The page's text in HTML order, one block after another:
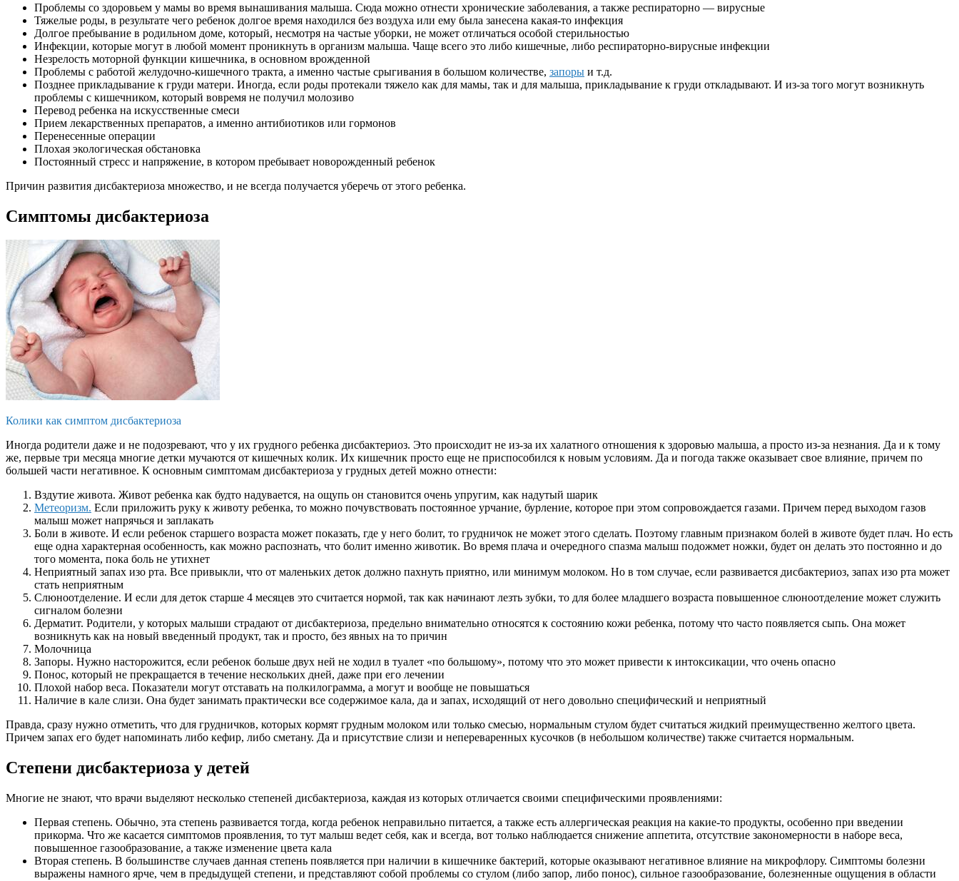
Проблемы со здоровьем у мамы во время вынашивания малыша. Сюда можно отнести хронические заболевания, а также респираторно — вирусные
Тяжелые роды, в результате чего ребенок долгое время находился без воздуха или ему была занесена какая-то инфекция
Долгое пребывание в родильном доме, который, несмотря на частые уборки, не может отличаться особой стерильностью
Инфекции, которые могут в любой момент проникнуть в организм малыша. Чаще всего это либо кишечные, либо респираторно-вирусные инфекции
Незрелость моторной функции кишечника, в основном врожденной
Проблемы с работой желудочно-кишечного тракта, а именно частые срыгивания в большом количестве, запоры и т.д.
Позднее прикладывание к груди матери. Иногда, если роды протекали тяжело как для мамы, так и для малыша, прикладывание к груди откладывают. И из-за того могут возникнуть
проблемы с кишечником, который вовремя не получил молозиво
Перевод ребенка на искусственные смеси
Прием лекарственных препаратов, а именно антибиотиков или гормонов
Перенесенные операции
Плохая экологическая обстановка
Постоянный стресс и напряжение, в котором пребывает новорожденный ребенок
Причин развития дисбактериоза множество, и не всегда получается уберечь от этого ребенка.
Симптомы дисбактериоза
Колики как симптом дисбактериоза
Иногда родители даже и не подозревают, что у их грудного ребенка дисбактериоз. Это происходит не из-за их халатного отношения к здоровью малыша, а просто из-за незнания. Да и к тому
же, первые три месяца многие детки мучаются от кишечных колик. Их кишечник просто еще не приспособился к новым условиям. Да и погода также оказывает свое влияние, причем по
большей части негативное. К основным симптомам дисбактериоза у грудных детей можно отнести:
Вздутие живота. Живот ребенка как будто надувается, на ощупь он становится очень упругим, как надутый шарик
Метеоризм. Если приложить руку к животу ребенка, то можно почувствовать постоянное урчание, бурление, которое при этом сопровождается газами. Причем перед выходом газов
малыш может напрячься и заплакать
Боли в животе. И если ребенок старшего возраста может показать, где у него болит, то грудничок не может этого сделать. Поэтому главным признаком болей в животе будет плач. Но есть
еще одна характерная особенность, как можно распознать, что болит именно животик. Во время плача и очередного спазма малыш подожмет ножки, будет он делать это постоянно и до
того момента, пока боль не утихнет
Неприятный запах изо рта. Все привыкли, что от маленьких деток должно пахнуть приятно, или минимум молоком. Но в том случае, если развивается дисбактериоз, запах изо рта может
стать неприятным
Слюноотделение. И если для деток старше 4 месяцев это считается нормой, так как начинают лезть зубки, то для более младшего возраста повышенное слюноотделение может служить
сигналом болезни
Дерматит. Родители, у которых малыши страдают от дисбактериоза, предельно внимательно относятся к состоянию кожи ребенка, потому что часто появляется сыпь. Она может
возникнуть как на новый введенный продукт, так и просто, без явных на то причин
Молочница
Запоры. Нужно насторожится, если ребенок больше двух ней не ходил в туалет «по большому», потому что это может привести к интоксикации, что очень опасно
Понос, который не прекращается в течение нескольких дней, даже при его лечении
Плохой набор веса. Показатели могут отставать на полкилограмма, а могут и вообще не повышаться
Наличие в кале слизи. Она будет занимать практически все содержимое кала, да и запах, исходящий от него довольно специфический и неприятный
Правда, сразу нужно отметить, что для грудничков, которых кормят грудным молоком или только смесью, нормальным стулом будет считаться жидкий преимущественно желтого цвета.
Причем запах его будет напоминать либо кефир, либо сметану. Да и присутствие слизи и непереваренных кусочков (в небольшом количестве) также считается нормальным.
Степени дисбактериоза у детей
Многие не знают, что врачи выделяют несколько степеней дисбактериоза, каждая из которых отличается своими специфическими проявлениями:
Первая степень. Обычно, эта степень развивается тогда, когда ребенок неправильно питается, а также есть аллергическая реакция на какие-то продукты, особенно при введении
прикорма. Что же касается симптомов проявления, то тут малыш ведет себя, как и всегда, вот только наблюдается снижение аппетита, отсутствие закономерности в наборе веса,
повышенное газообразование, а также изменение цвета кала
Вторая степень. В большинстве случаев данная степень появляется при наличии в кишечнике бактерий, которые оказывают негативное влияние на микрофлору. Симптомы болезни
выражены намного ярче, чем в предыдущей степени, и представляют собой проблемы со стулом (либо запор, либо понос), сильное газообразование, болезненные ощущения в области